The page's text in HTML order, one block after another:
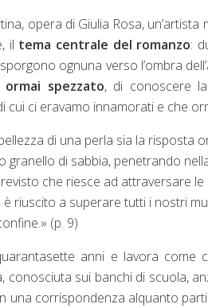
opera di Giulia Rosa,
il tema centrale del romanzo:
ognuna verso l’ombra
spezzato, di conoscere
cui ci eravamo innamorati e che
di una perla sia la risposta
granello di sabbia, penetrando
che riesce ad attraversare
riuscito a superare tutti i nostri
(p. 9)
anni e lavora come
conosciuta sui banchi di scuola,
una corrispondenza alquanto